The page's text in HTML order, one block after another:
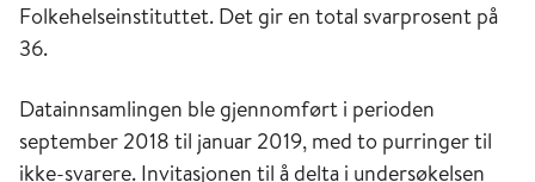
Folkehelseinstituttet. Det gir en total svarprosent på
36.
Datainnsamlingen ble gjennomført i perioden
september 2018 til januar 2019, med to purringer til
ikke-svarere. Invitasjonen til å delta i undersøkelsen